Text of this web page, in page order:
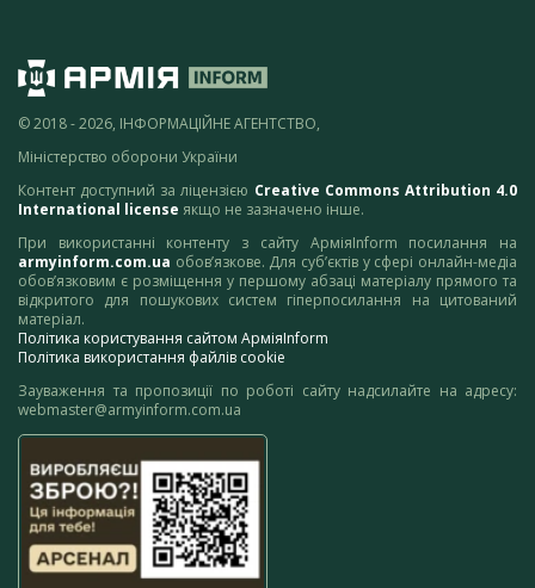
© 2018 - 2026, ІНФОРМАЦІЙНЕ АГЕНТСТВО,
Міністерство оборони України
Контент доступний за ліцензією Creative Commons Attribution 4.0
International license якщо не зазначено інше.
При використанні контенту з сайту АрміяInform посилання на
armyinform.com.ua обов’язкове. Для суб’єктів у сфері онлайн-медіа
обов’язковим є розміщення у першому абзаці матеріалу прямого та
відкритого для пошукових систем гіперпосилання на цитований
матеріал.
Політика користування сайтом АрміяInform
Політика використання файлів cookie
Зауваження та пропозиції по роботі сайту надсилайте на адресу:
webmaster@armyinform.com.ua